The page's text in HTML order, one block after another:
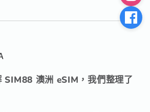
SIM88 澳洲 eSIM，我們整理了